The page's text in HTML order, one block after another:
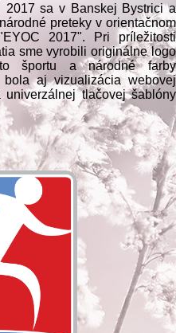
2017 sa v Banskej Bystrici a
preteky v orientačnom
2017". Pri príležitosti
sme vyrobili originálne logo
športu a národné farby
aj vizualizácia webovej
tlačovej šablóny